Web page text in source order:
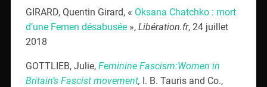
GIRARD, Quentin Girard, « Oksana Chatchko : mort
d’une Femen désabusée», Libération.fr, 24 juillet
2018
GOTTLIEB, Julie, Feminine Fascism:Women in
Britain’s Fascist movement, I. B. Tauris and Co.,